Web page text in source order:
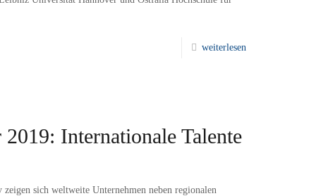
weiterlesen
2019: Internationale Talente
sich weltweite Unternehmen neben regionalen